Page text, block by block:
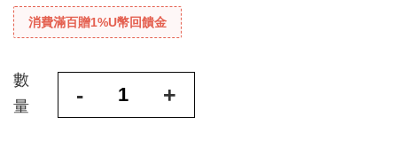
消費滿百贈1%U幣回饋金
數
量
- +